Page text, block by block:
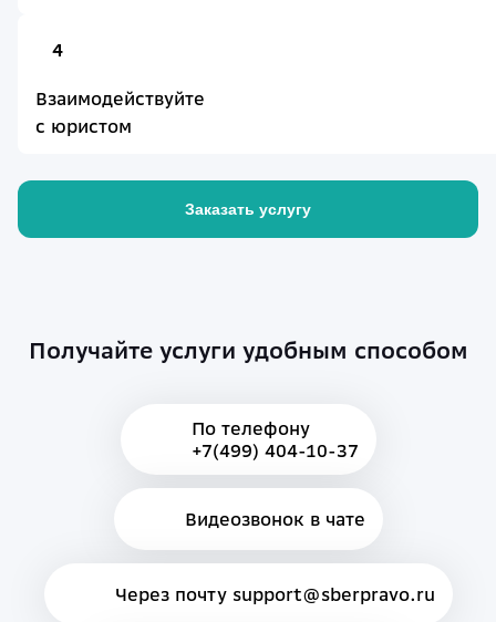
4
Взаимодействуйте
с юристом
Заказать услугу
Получайте услуги удобным способом
По телефону
+7(499) 404-10-37
Видеозвонок в чате
Через почту support@sberpravo.ru